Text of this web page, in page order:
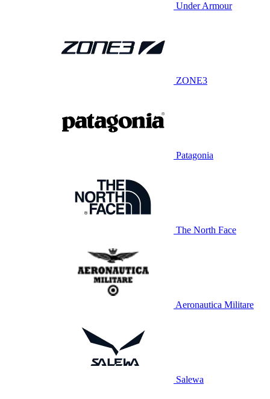
Under Armour
ZONE3
Patagonia
The North Face
Aeronautica Militare
Salewa